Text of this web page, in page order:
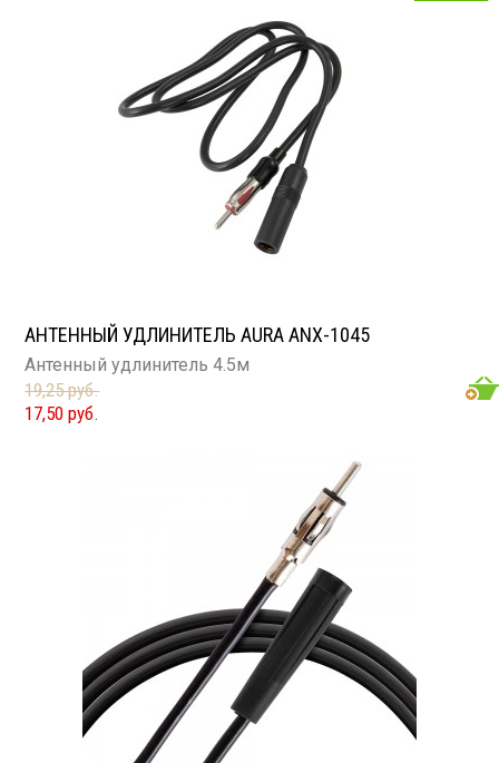
АНТЕННЫЙ УДЛИНИТЕЛЬ AURA ANX-1045
Антенный удлинитель 4.5м
19,25 руб.
17,50 руб.